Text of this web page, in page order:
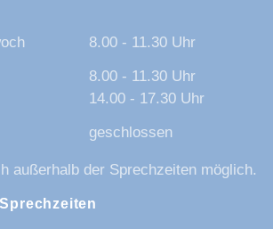
8.00 - 11.30 Uhr
8.00 - 11.30 Uhr
14.00 - 17.30 Uhr
geschlossen
außerhalb der Sprechzeiten möglich.